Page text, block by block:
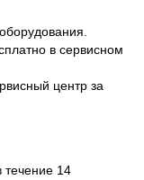
в сервисном
центр за
течение 14